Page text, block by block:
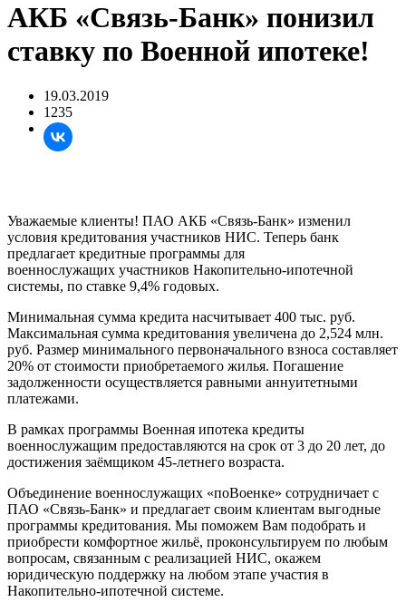
АКБ «Связь-Банк» понизил
ставку по Военной ипотеке!
19.03.2019
1235
Уважаемые клиенты! ПАО АКБ «Связь-Банк» изменил
условия кредитования участников НИС. Теперь банк
предлагает кредитные программы для
военнослужащих участников Накопительно-ипотечной
системы, по ставке 9,4% годовых.
Минимальная сумма кредита насчитывает 400 тыс. руб.
Максимальная сумма кредитования увеличена до 2,524 млн.
руб. Размер минимального первоначального взноса составляет
20% от стоимости приобретаемого жилья. Погашение
задолженности осуществляется равными аннуитетными
платежами.
В рамках программы Военная ипотека кредиты
военнослужащим предоставляются на срок от 3 до 20 лет, до
достижения заёмщиком 45-летнего возраста.
Объединение военнослужащих «поВоенке» сотрудничает с
ПАО «Связь-Банк» и предлагает своим клиентам выгодные
программы кредитования. Мы поможем Вам подобрать и
приобрести комфортное жильё, проконсультируем по любым
вопросам, связанным с реализацией НИС, окажем
юридическую поддержку на любом этапе участия в
Накопительно-ипотечной системе.